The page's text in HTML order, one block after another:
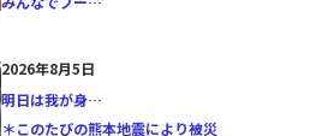
2026年8月5日
明日は我が身…
＊このたびの熊本地震により被災